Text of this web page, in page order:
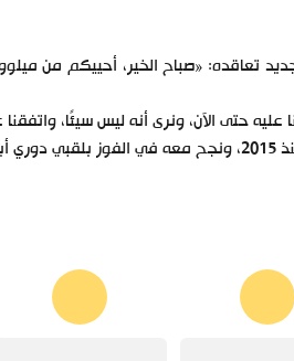
تعاقده: «صباح الخير، أحييكم من
حتى الآن، ونرى أنه ليس سيئًا، واتفقنا